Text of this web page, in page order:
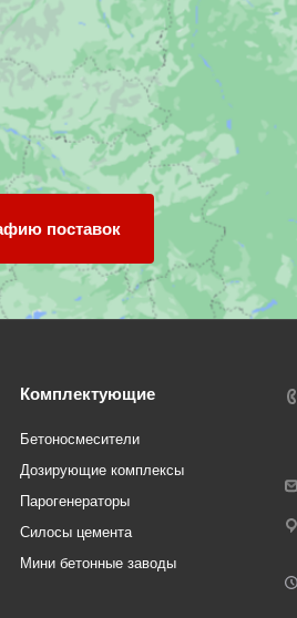
поставок
Комплектующие
Бетоносмесители
Дозирующие комплексы
Парогенераторы
Силосы цемента
Мини бетонные заводы